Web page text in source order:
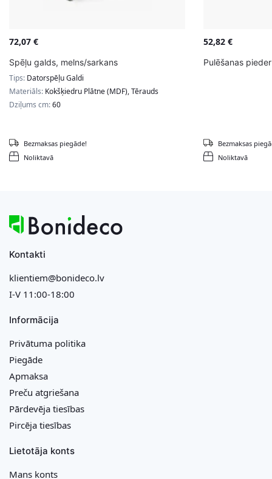
72,07 €
Spēļu galds, melns/sarkans
Tips: Datorspēļu Galdi
Materiāls: Kokšķiedru Plātne (MDF), Tērauds
Dziļums cm:60
Noliktavā
Bezmaksas piegāde!
52,82 €
Pulēšanas
Noliktavā
Bezmaksas
Kontakti
klientiem@bonideco.lv
I-V 11:00-18:00
Informācija
Privātuma politika
Piegāde
Apmaksa
Preču atgriešana
Pārdevēja tiesības
Pircēja tiesības
Lietotāja konts
Mans konts